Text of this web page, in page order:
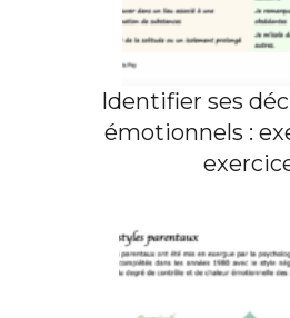
Identifier ses
émotionnels :